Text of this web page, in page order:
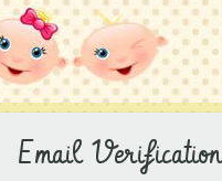
Email Verification